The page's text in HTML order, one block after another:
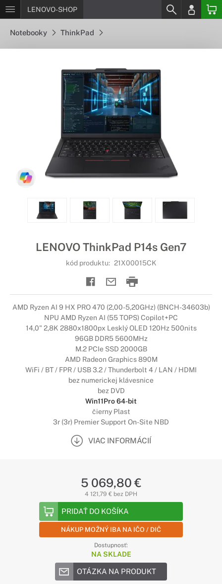
LENOVO-SHOP
Notebooky ThinkPad
LENOVO ThinkPad P14s Gen7
kód produktu: 21X00015CK
AMD Ryzen AI 9 HX PRO 470 (2,00-5,20GHz) (BNCH-34603b)
NPU AMD Ryzen AI (55 TOPS) Copilot+PC
14,0" 2,8K 2880x1800px Lesklý OLED 120Hz 500nits
96GB DDR5 5600MHz
M.2 PCIe SSD 2000GB
AMD Radeon Graphics 890M
WiFi / BT / FPR / USB 3.2 / Thunderbolt 4 / LAN / HDMI
bez numerickej klávesnice
bez DVD
Win11Pro 64-bit
čierny Plast
3r (3r) Premier Support On-Site NBD
VIAC INFORMÁCIÍ
5 069,80 €
4 121,79 € bez DPH
PRIDAŤ DO KOŠÍKA
NÁKUP MOŽNÝ IBA NA IČO / DIČ
Dostupnosť:
NA SKLADE
OTÁZKA NA PRODUKT